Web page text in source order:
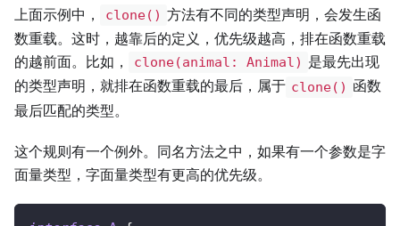
上面示例中， clone() 方法有不同的类型声明，会发生函
数重载。这时，越靠后的定义，优先级越高，排在函数重载
的越前面。比如，
clone(animal: Animal) 是最先出现
的类型声明，就排在函数重载的最后，属于 clone() 函数
最后匹配的类型。
这个规则有一个例外。同名方法之中，如果有一个参数是字
面量类型，字面量类型有更高的优先级。